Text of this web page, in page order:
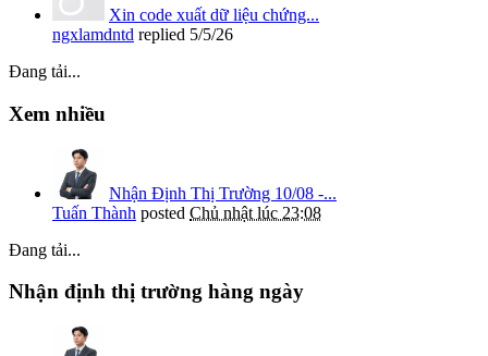
Xin code xuất dữ liệu chứng...
ngxlamdntd replied 5/5/26
Đang tải...
Xem nhiều
Nhận Định Thị Trường 10/08 -...
Tuấn Thành posted Chủ nhật lúc 23:08
Đang tải...
Nhận định thị trường hàng ngày